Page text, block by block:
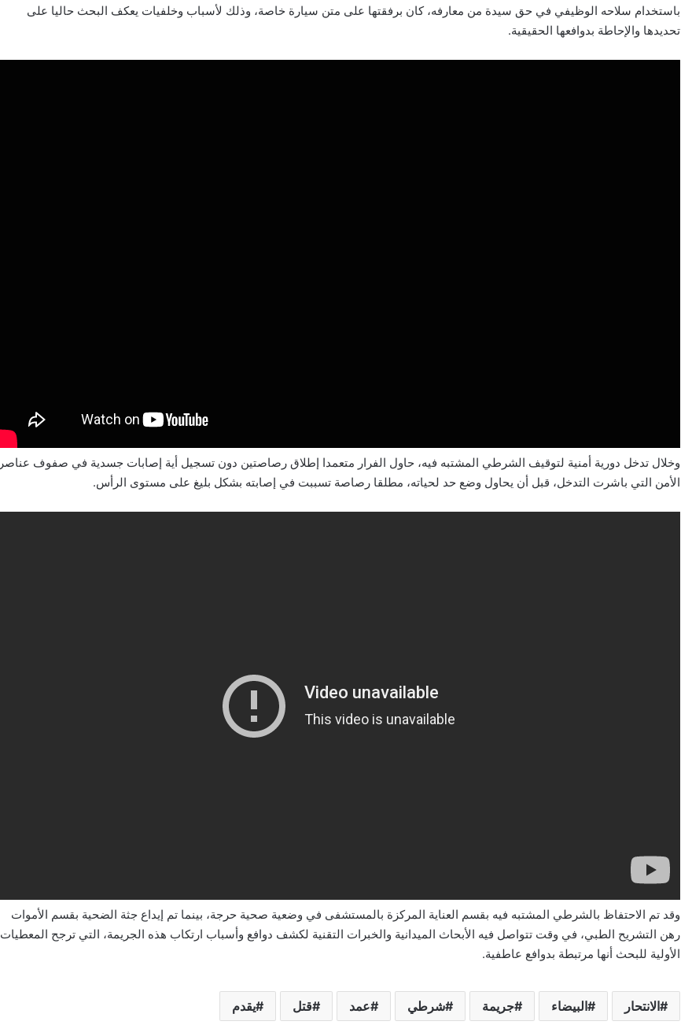
باستخدام سلاحه الوظيفي في حق سيدة من معارفه، كان برفقتها على متن سيارة خاصة، وذلك لأسباب وخلفيات يعكف البحث حاليا على
تحديدها والإحاطة بدوافعها الحقيقية.
وخلال تدخل دورية أمنية لتوقيف الشرطي المشتبه فيه، حاول الفرار متعمدا إطلاق رصاصتين دون تسجيل أية إصابات جسدية في صفوف عناصر
الأمن التي باشرت التدخل، قبل أن يحاول وضع حد لحياته، مطلقا رصاصة تسببت في إصابته بشكل بليغ على مستوى الرأس.
وقد تم الاحتفاظ بالشرطي المشتبه فيه بقسم العناية المركزة بالمستشفى في وضعية صحية حرجة، بينما تم إيداع جثة الضحية بقسم الأموات
رهن التشريح الطبي، في وقت تتواصل فيه الأبحاث الميدانية والخبرات التقنية لكشف دوافع وأسباب ارتكاب هذه الجريمة، التي ترجح المعطيات
الأولية للبحث أنها مرتبطة بدوافع عاطفية.
الانتحار البيضاء جريمة شرطي عمد قتل يقدم